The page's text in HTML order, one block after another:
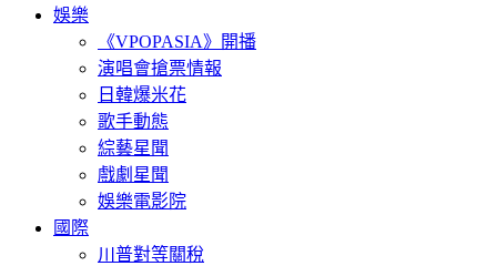
娛樂
《VPOPASIA》開播
演唱會搶票情報
日韓爆米花
歌手動態
綜藝星聞
戲劇星聞
娛樂電影院
國際
川普對等關稅